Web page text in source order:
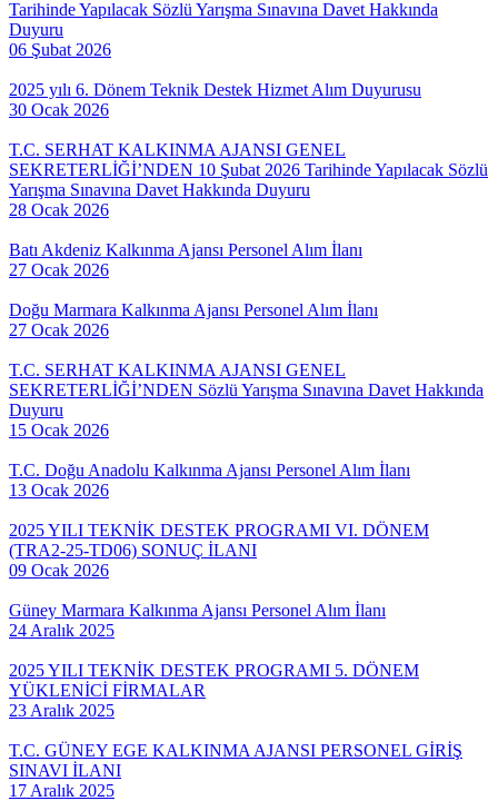
Tarihinde Yapılacak Sözlü Yarışma Sınavına Davet Hakkında
Duyuru
06 Şubat 2026
2025 yılı 6. Dönem Teknik Destek Hizmet Alım Duyurusu
30 Ocak 2026
T.C. SERHAT KALKINMA AJANSI GENEL
SEKRETERLİĞİ’NDEN 10 Şubat 2026 Tarihinde Yapılacak Sözlü
Yarışma Sınavına Davet Hakkında Duyuru
28 Ocak 2026
Batı Akdeniz Kalkınma Ajansı Personel Alım İlanı
27 Ocak 2026
Doğu Marmara Kalkınma Ajansı Personel Alım İlanı
27 Ocak 2026
T.C. SERHAT KALKINMA AJANSI GENEL
SEKRETERLİĞİ’NDEN Sözlü Yarışma Sınavına Davet Hakkında
Duyuru
15 Ocak 2026
T.C. Doğu Anadolu Kalkınma Ajansı Personel Alım İlanı
13 Ocak 2026
2025 YILI TEKNİK DESTEK PROGRAMI VI. DÖNEM
(TRA2-25-TD06) SONUÇ İLANI
09 Ocak 2026
Güney Marmara Kalkınma Ajansı Personel Alım İlanı
24 Aralık 2025
2025 YILI TEKNİK DESTEK PROGRAMI 5. DÖNEM
YÜKLENİCİ FİRMALAR
23 Aralık 2025
T.C. GÜNEY EGE KALKINMA AJANSI PERSONEL GİRİŞ
SINAVI İLANI
17 Aralık 2025